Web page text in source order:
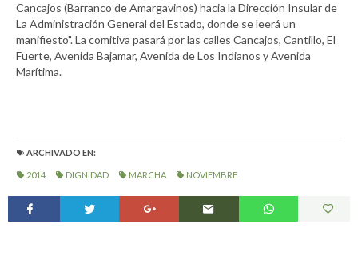
Cancajos (Barranco de Amargavinos) hacia la Dirección Insular de
La Administración General del Estado, donde se leerá un
manifiesto". La comitiva pasará por las calles Cancajos, Cantillo, El
Fuerte, Avenida Bajamar, Avenida de Los Indianos y Avenida
Marítima.
ARCHIVADO EN:
2014 DIGNIDAD MARCHA NOVIEMBRE